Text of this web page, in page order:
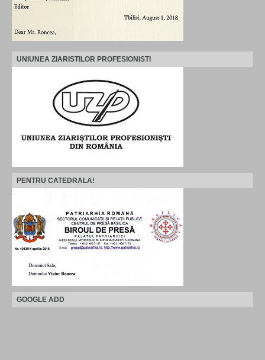
UNIUNEA ZIARISTILOR PROFESIONISTI
PENTRU CATEDRALA!
GOOGLE ADD